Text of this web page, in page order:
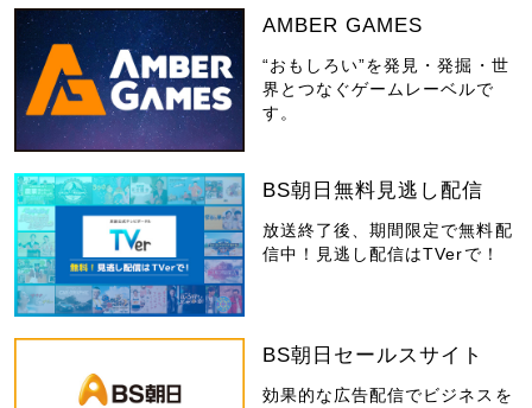
AMBER GAMES
“おもしろい”を発見・発掘・世
界とつなぐゲームレーベルで
す。
BS朝日無料見逃し配信
放送終了後、期間限定で無料配
信中！見逃し配信はTVerで！
BS朝日セールスサイト
効果的な広告配信でビジネスを